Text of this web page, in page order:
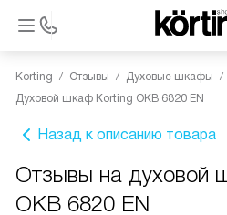
Korting Отзывы
Духовые шкафы
Духовой шкаф Korting OKB 6820 EN
Назад к описанию товара
Отзывы на духовой
OKB 6820 EN